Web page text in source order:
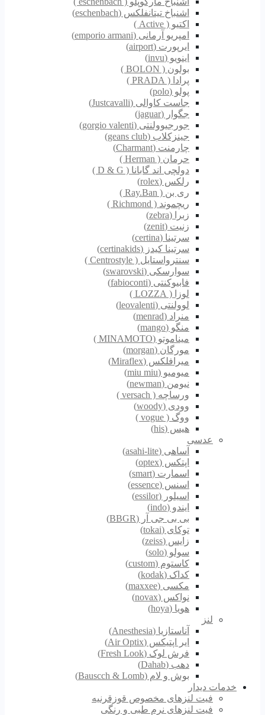
اشنباخ تیتانفلکس (eschenbach)
اکتیو ( Active )
امپریو آرمانی (emporio armani)
ایرپورت (airport)
اینویو (invu)
بولون ( BOLON )
پرادا ( PRADA )
پولو (polo)
جاست کاوالی (Justcavalli)
جگوار (jaguar)
جورجیوولنتی (gorgio valenti)
جینزکلاب (geans club)
چارمنت (Charmant)
حرمان ( Herman )
دولچی اند گابانا ( D & G )
رلکس (rolex)
ری بن ( Ray.Ban )
ریچموند ( Richmond )
زبرا (zebra)
زنیت (zenit)
سرتینا (certina)
سرتینا کیدز (certinakids)
سنترواستایل ( Centrostyle )
سوارسکی (swarovski)
فابیوکنتی (fabioconti)
لوزا ( LOZZA )
لوولنتی (leovalenti)
منراد (menrad)
منگو (mango)
میناموتو (MINAMOTO )
مورگان (morgan)
میرافلکس (Miraflex)
میومیو (miu miu)
نیومن (newman)
ورساچه ( versach )
وودی (woody)
ووگ ( vogue )
هیس (his)
عدسی
آساهی (asahi-lite)
اپتکس (optex)
اسمارت (smart)
اسنس (essence)
اسیلور (essilor)
ایندو (indo)
بی بی جی آر (BBGR)
توکای (tokai)
زایس (zeiss)
سولو (solo)
کاستوم (custom)
کداک (kodak)
مکسی (maxxee)
نواکس (novax)
هویا (hoya)
لنز
آناستازیا (Anesthesia)
ایر اپتیکس (Air Optix)
فرش لوک (Fresh Look)
دهب (Dahab)
بوش و لام (Bauscch & Lomb)
خدمات دیدار
فیت لنزهای مخصوص قوزقرنیه
فیت لنزهای نرم طبی و رنگی